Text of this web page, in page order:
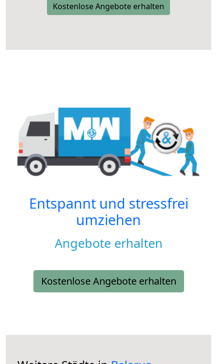
Kostenlose Angebote erhalten
Entspannt und stressfrei
umziehen
Angebote erhalten
Kostenlose Angebote erhalten